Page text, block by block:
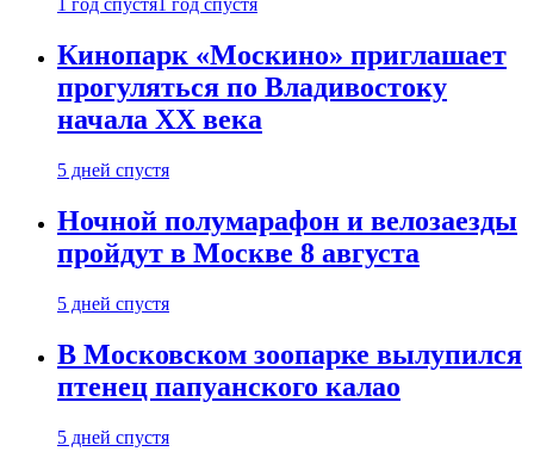
1 год спустя 1 год спустя
Кинопарк «Москино» приглашает
прогуляться по Владивостоку
начала XX века
5 дней спустя
Ночной полумарафон и велозаезды
пройдут в Москве 8 августа
5 дней спустя
В Московском зоопарке вылупился
птенец папуанского калао
5 дней спустя